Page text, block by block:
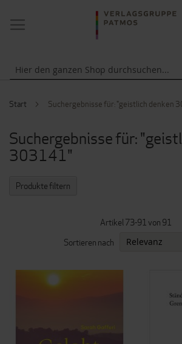
NAVIGATION
UMSCHALTEN
Start Suchergebnisse für: "geistlich denken
Suchergebnisse für:
303141"
Artikel 73-91 von 91
Sortieren nach
Produkte filtern